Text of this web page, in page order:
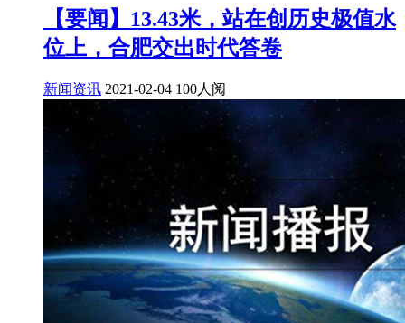
【要闻】13.43米，站在创历史极值水
位上，合肥交出时代答卷
新闻资讯 2021-02-04 100人阅